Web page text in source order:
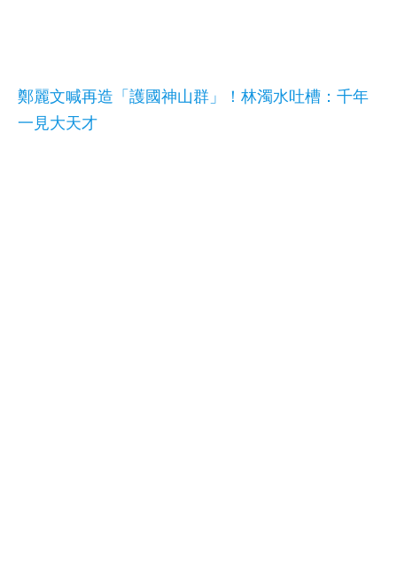
鄭麗文喊再造「護國神山群」！林濁水吐槽：千年
一見大天才